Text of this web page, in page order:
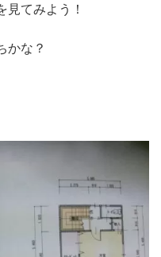
見てみよう！
かな？